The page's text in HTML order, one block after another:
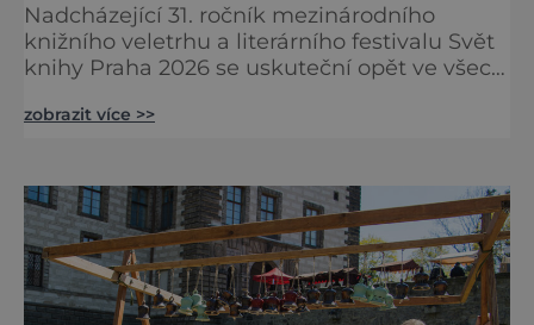
Nadcházející 31. ročník mezinárodního
knižního veletrhu a literárního festivalu Svět
knihy Praha 2026 se uskuteční opět ve všech
pavilonech a v pavilonu na Bruselské cestě.
pojmenovaných po klasických českých
autorech a autorkách. Dramaturgie festivalu
v roce 2026 se zaměří na dvě hlavní tém
zobrazit více >>